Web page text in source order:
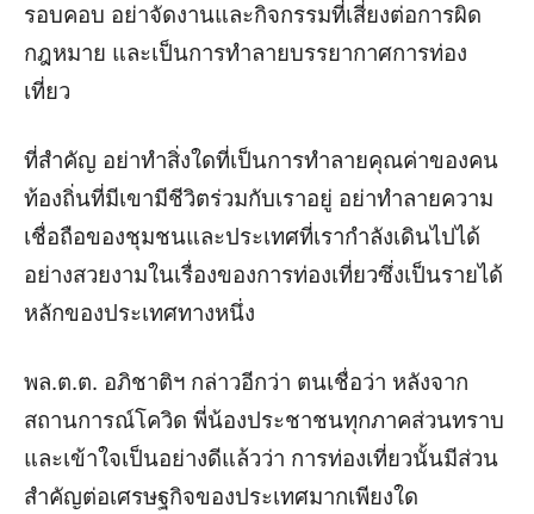
รอบคอบ อย่าจัดงานและกิจกรรมที่เสี่ยงต่อการผิด
กฎหมาย และเป็นการทำลายบรรยากาศการท่อง
เที่ยว
ที่สำคัญ อย่าทำสิ่งใดที่เป็นการทำลายคุณค่าของคน
ท้องถิ่นที่มีเขามีชีวิตร่วมกับเราอยู่ อย่าทำลายความ
เชื่อถือของชุมชนและประเทศที่เรากำลังเดินไปได้
อย่างสวยงามในเรื่องของการท่องเที่ยวซึ่งเป็นรายได้
หลักของประเทศทางหนึ่ง
พล.ต.ต. อภิชาติฯ กล่าวอีกว่า ตนเชื่อว่า หลังจาก
สถานการณ์โควิด พี่น้องประชาชนทุกภาคส่วนทราบ
และเข้าใจเป็นอย่างดีแล้วว่า การท่องเที่ยวนั้นมีส่วน
สำคัญต่อเศรษฐกิจของประเทศมากเพียงใด